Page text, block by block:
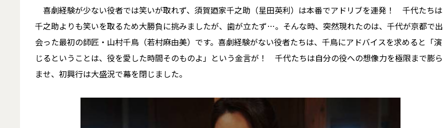
喜劇経験が少ない役者では笑いが取れず、須賀廼家千之助（星田英利）は本番でアドリブを連発！ 千代たちは
千之助よりも笑いを取るため大勝負に挑みましたが、歯が立たず…。そんな時、突然現れたのは、千代が京都で出
会った最初の師匠・山村千鳥（若村麻由美）です。喜劇経験がない役者たちは、千鳥にアドバイスを求めると「演
じるということは、役を愛した時間そのものよ」という金言が！ 千代たちは自分の役への想像力を極限まで膨ら
ませ、初興行は大盛況で幕を閉じました。